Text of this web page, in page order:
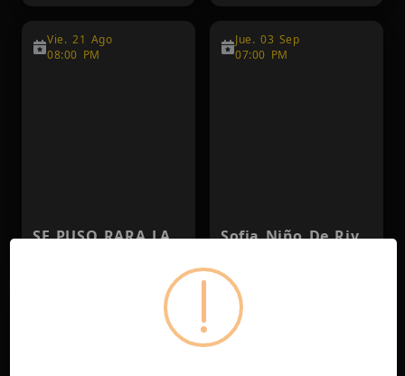
Vie. 21 Ago
08:00 PM
SE PUSO RARA LA VIDA | SAN JOSE, CR
Jue. 03 Sep
07:00 PM
Sofia Niño De Rivera 7pm
Sáb. 03 Oct
12:00 PM